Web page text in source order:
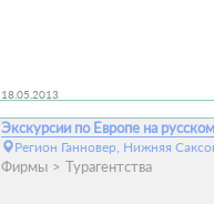
18.05.2013
Экскурсии по Европе на
Регион Ганновер, Нижняя
Фирмы Турагентства